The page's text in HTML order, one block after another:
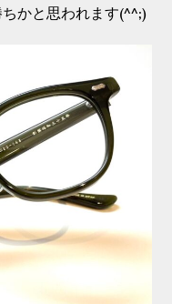
かと思われます(^^;)